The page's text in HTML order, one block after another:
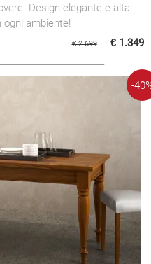
Design elegante e alta
ambiente!
€ 2.699 € 1.349
-